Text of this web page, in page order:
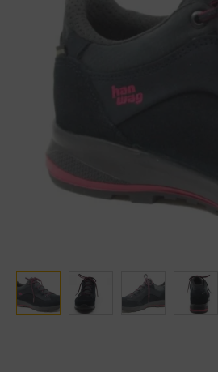
Verbandschoenen (externe website)